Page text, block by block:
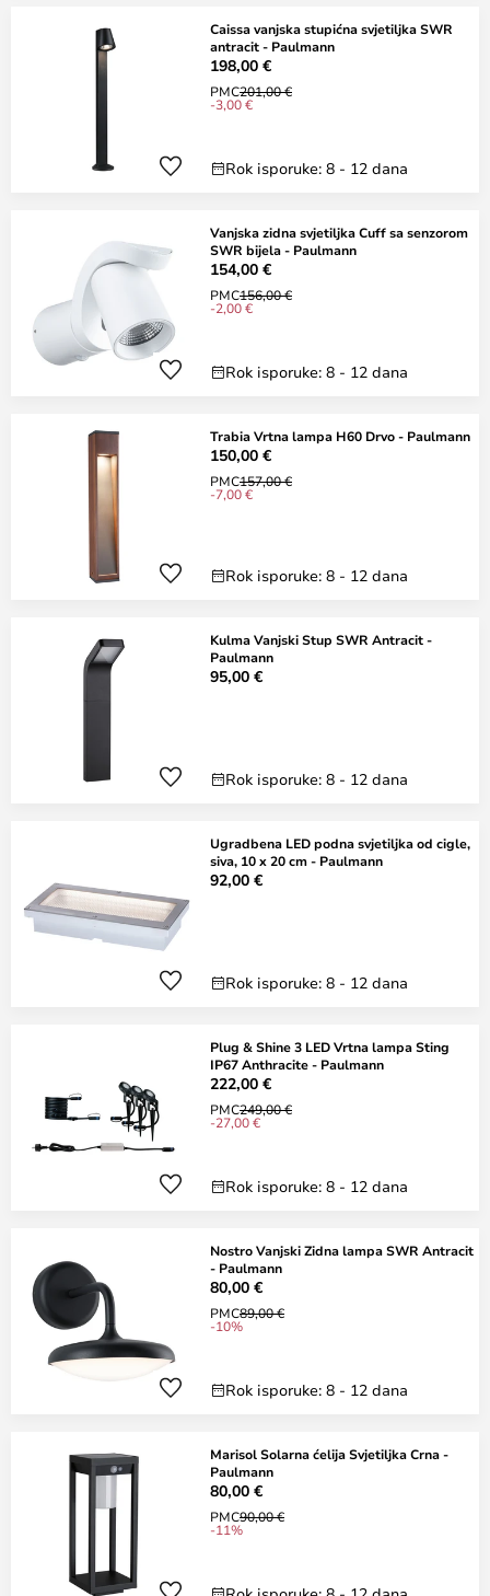
Caissa vanjska stupićna svjetiljka SWR
antracit - Paulmann
198,00 €
PMC201,00 €
-3,00 €
Rok isporuke: 8 - 12 dana
Vanjska zidna svjetiljka Cuff sa senzorom
SWR bijela - Paulmann
154,00 €
PMC156,00 €
-2,00 €
Rok isporuke: 8 - 12 dana
Trabia Vrtna lampa H60 Drvo - Paulmann
150,00 €
PMC157,00 €
-7,00 €
Rok isporuke: 8 - 12 dana
Kulma Vanjski Stup SWR Antracit -
Paulmann
95,00 €
Rok isporuke: 8 - 12 dana
Ugradbena LED podna svjetiljka od cigle,
siva, 10 x 20 cm - Paulmann
92,00 €
Rok isporuke: 8 - 12 dana
Plug & Shine 3 LED Vrtna lampa Sting
IP67 Anthracite - Paulmann
222,00 €
PMC249,00 €
-27,00 €
Rok isporuke: 8 - 12 dana
Nostro Vanjski Zidna lampa SWR Antracit
- Paulmann
80,00 €
PMC89,00 €
-10%
Rok isporuke: 8 - 12 dana
Marisol Solarna ćelija Svjetiljka Crna -
Paulmann
80,00 €
PMC90,00 €
-11%